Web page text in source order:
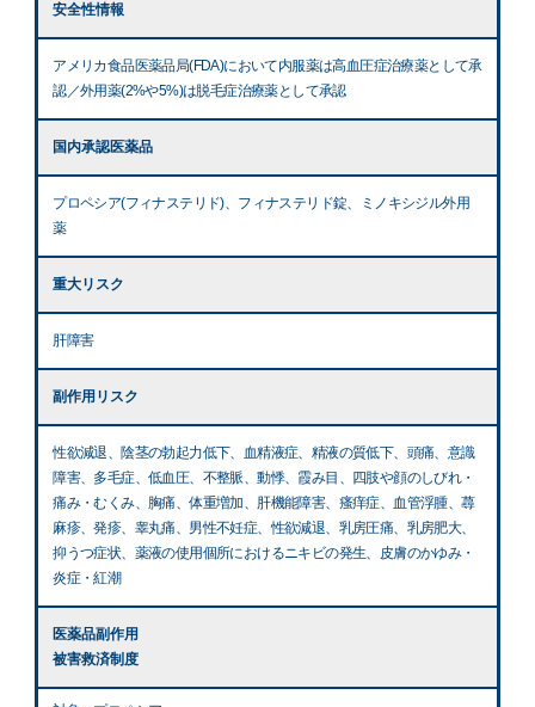
安全性情報
アメリカ食品医薬品局(FDA)において内服薬は高血圧症治療薬として承
認／外用薬(2%や5%)は脱毛症治療薬として承認
国内承認医薬品
プロペシア(フィナステリド)、フィナステリド錠、ミノキシジル外用
薬
重大リスク
肝障害
副作用リスク
性欲減退、陰茎の勃起力低下、血精液症、精液の質低下、頭痛、意識
障害、多毛症、低血圧、不整脈、動悸、霞み目、四肢や顔のしびれ・
痛み・むくみ、胸痛、体重増加、肝機能障害、瘙痒症、血管浮腫、蕁
麻疹、発疹、睾丸痛、男性不妊症、性欲減退、乳房圧痛、乳房肥大、
抑うつ症状、薬液の使用個所におけるニキビの発生、皮膚のかゆみ・
炎症・紅潮
医薬品副作用
被害救済制度